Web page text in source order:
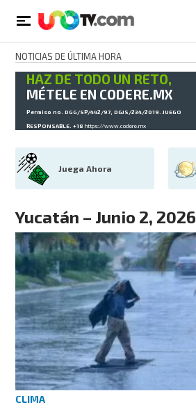
NOTICIAS DE ÚLTIMA HORA
HAZ DE TODO UN RETO,
MÉTELE EN CODERE.MX
Permiso no. DGG/SP/442/97, DGJS/234/2019. JUEGO
RESPONSABLE. +18https://www.codere.mx
Juega Ahora
Yucatán – Junio 2, 2026
CLIMA